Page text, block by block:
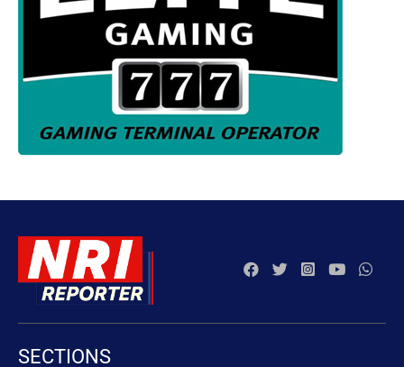
SECTIONS